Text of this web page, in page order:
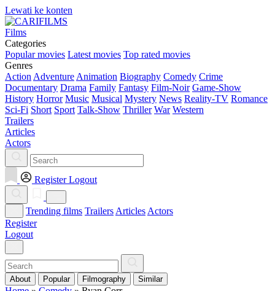
Lewati ke konten
Films
Categories
Popular movies Latest movies Top rated movies
Genres
Action Adventure Animation Biography Comedy Crime
Documentary Drama Family Fantasy Film-Noir Game-Show
History Horror Music Musical Mystery News Reality-TV Romance
Sci-Fi Short Sport Talk-Show Thriller War Western
Trailers
Articles
Actors
Register Logout
Trending films Trailers Articles Actors
Register
Logout
About Popular Filmography Similar